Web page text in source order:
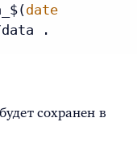
date
data .
сохранен в